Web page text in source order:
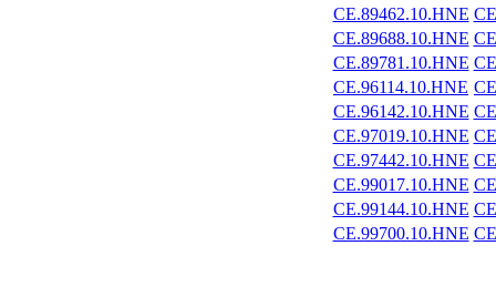
CE.89462.10.HNE
CE.89688.10.HNE
CE.89781.10.HNE
CE.96114.10.HNE
CE.96142.10.HNE
CE.97019.10.HNE
CE.97442.10.HNE
CE.99017.10.HNE
CE.99144.10.HNE
CE.99700.10.HNE